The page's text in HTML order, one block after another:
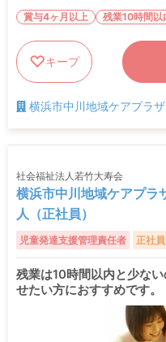
賞与4ヶ月以上 残業10時間以
キープ
横浜市中川地域ケアプラザ
社会福祉法人若竹大寿会
横浜市中川地域ケアプラ
人（正社員）
児童発達支援管理責任者 正社員
残業は10時間以内と少な
せたい方におすすめです。